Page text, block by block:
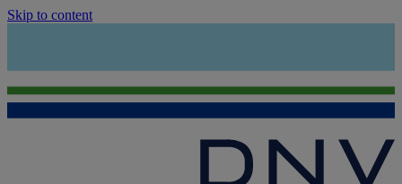
Skip to content